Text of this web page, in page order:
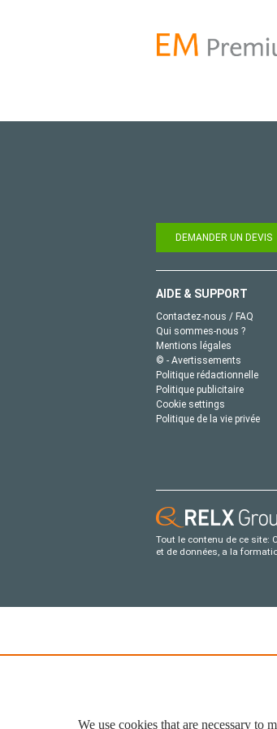
DEMANDER UN DEVIS
AIDE & SUPPORT
Contactez-nous / FAQ
Qui sommes-nous ?
Mentions légales
© - Avertissements
Politique rédactionnelle
Politique publicitaire
Cookie settings
Politique de la vie privée
Tout le contenu de ce site:
et de données, a la
We use cookies that are necessary to